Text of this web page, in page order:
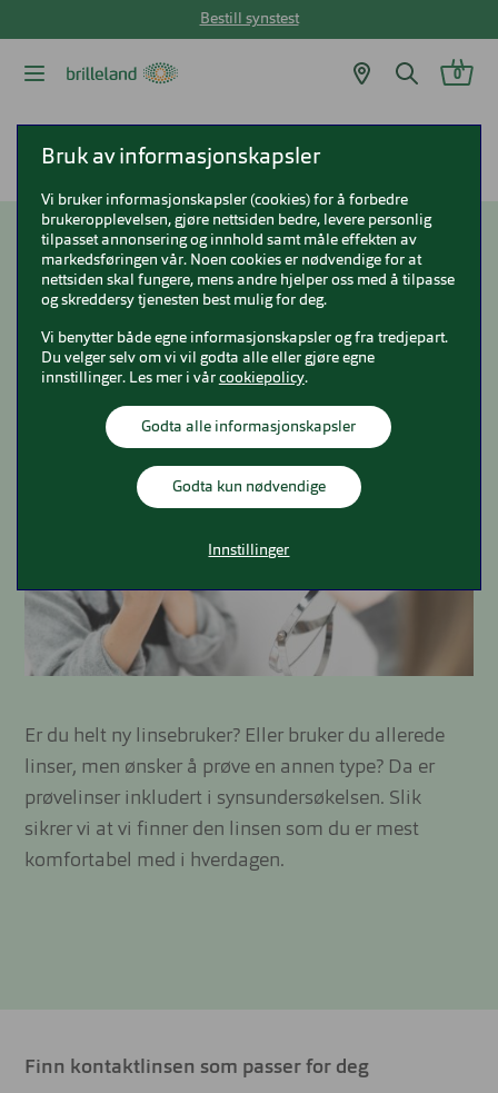
Bestill synstest
0
Hvordan starte med
kontaktlinser?
Er du helt ny linsebruker? Eller bruker du allerede
linser, men ønsker å prøve en annen type? Da er
prøvelinser inkludert i synsundersøkelsen. Slik
sikrer vi at vi finner den linsen som du er mest
komfortabel med i hverdagen.
Finn kontaktlinsen som passer for deg
Bruk av informasjonskapsler
Vi bruker informasjonskapsler (cookies) for å forbedre
brukeropplevelsen, gjøre nettsiden bedre, levere personlig
tilpasset annonsering og innhold samt måle effekten av
markedsføringen vår. Noen cookies er nødvendige for at
nettsiden skal fungere, mens andre hjelper oss med å tilpasse
og skreddersy tjenesten best mulig for deg.
Vi benytter både egne informasjonskapsler og fra tredjepart.
Du velger selv om vi vil godta alle eller gjøre egne
innstillinger. Les mer i vår cookiepolicy.
Godta alle informasjonskapsler
Godta kun nødvendige
Innstillinger